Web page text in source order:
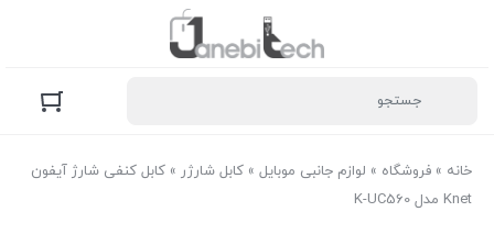
خانه » فروشگاه » لوازم جانبی موبایل » کابل شارژر » کابل کنفی شارژ آیفون
Knet مدل K-UC560